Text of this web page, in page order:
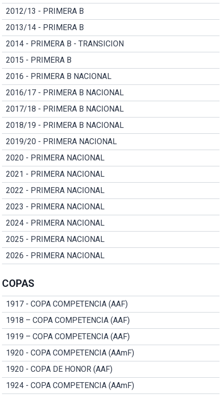
2012/13 - PRIMERA B
2013/14 - PRIMERA B
2014 - PRIMERA B - TRANSICION
2015 - PRIMERA B
2016 - PRIMERA B NACIONAL
2016/17 - PRIMERA B NACIONAL
2017/18 - PRIMERA B NACIONAL
2018/19 - PRIMERA B NACIONAL
2019/20 - PRIMERA NACIONAL
2020 - PRIMERA NACIONAL
2021 - PRIMERA NACIONAL
2022 - PRIMERA NACIONAL
2023 - PRIMERA NACIONAL
2024 - PRIMERA NACIONAL
2025 - PRIMERA NACIONAL
2026 - PRIMERA NACIONAL
COPAS
1917 - COPA COMPETENCIA (AAF)
1918 – COPA COMPETENCIA (AAF)
1919 – COPA COMPETENCIA (AAF)
1920 - COPA COMPETENCIA (AAmF)
1920 - COPA DE HONOR (AAF)
1924 - COPA COMPETENCIA (AAmF)